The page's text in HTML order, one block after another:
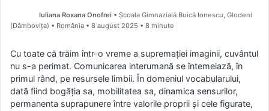
Iuliana Roxana Onofrei • Școala Gimnazială Buică Ionescu, Glodeni
(Dâmboviţa) • România
8 august 2025 • 8 minute
Cu toate că trăim într-o vreme a supremației imaginii, cuvântul
nu s-a perimat. Comunicarea interumană se întemeiază, în
primul rând, pe resursele limbii. În domeniul vocabularului,
dată fiind bogăția sa, mobilitatea sa, dinamica sensurilor,
permanenta suprapunere între valorile proprii şi cele figurate,